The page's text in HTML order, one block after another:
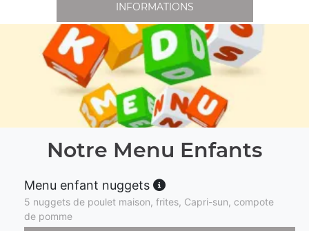
INFORMATIONS
Notre Menu Enfants
Menu enfant nuggets
5 nuggets de poulet maison, frites, Capri-sun, compote
de pomme